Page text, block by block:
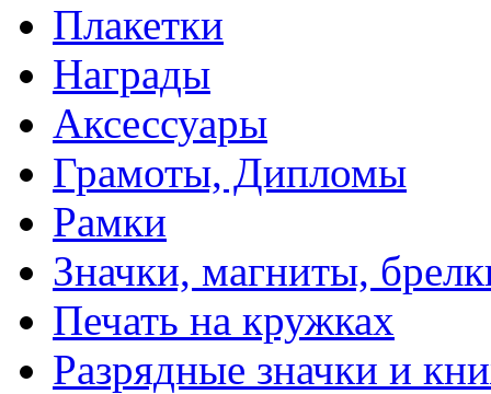
Плакетки
Награды
Аксессуары
Грамоты, Дипломы
Рамки
Значки, магниты,
Печать на кружках
Разрядные значки и